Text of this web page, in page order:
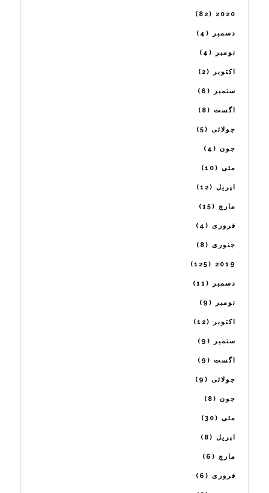
2020
82
دسمبر 4
نومبر 4
اکتوبر 2
ستمبر 6
اگست 8
جولائی 5
جون 4
مئی 10
اپریل 12
مارچ 15
فروری 4
جنوری 8
2019
125
دسمبر 11
نومبر 9
اکتوبر 12
ستمبر 9
اگست 9
جولائی 9
جون 8
مئی 30
اپریل 8
مارچ 6
فروری 6